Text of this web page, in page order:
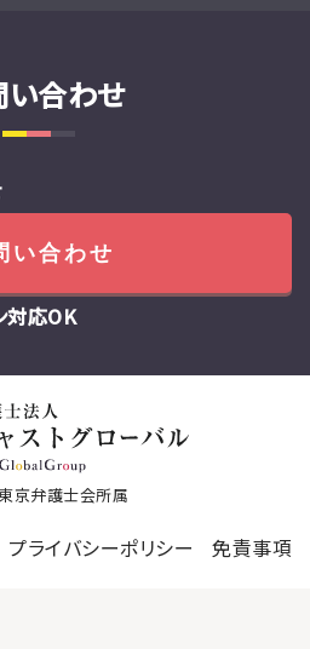
い合わせ
い合わせ
対応OK
京弁護士会所属
プライバシーポリシー 免責事項